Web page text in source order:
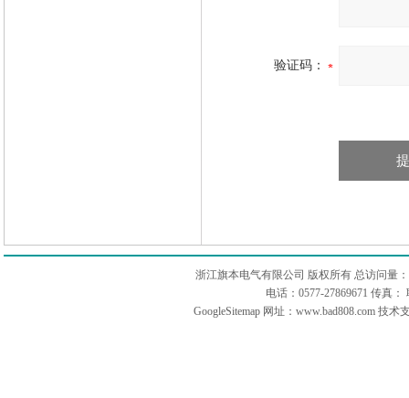
验证码：
浙江旗本电气有限公司 版权所有 总访问量：
电话：0577-27869671 传真
GoogleSitemap 网址：www.bad808.com 技